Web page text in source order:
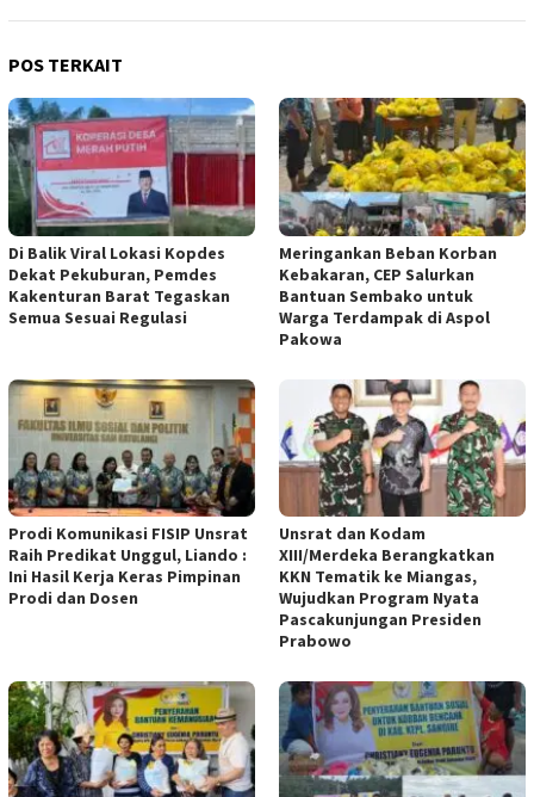
POS TERKAIT
Di Balik Viral Lokasi Kopdes
Dekat Pekuburan, Pemdes
Kakenturan Barat Tegaskan
Semua Sesuai Regulasi
Meringankan Beban Korban
Kebakaran, CEP Salurkan
Bantuan Sembako untuk
Warga Terdampak di Aspol
Pakowa
Prodi Komunikasi FISIP Unsrat
Raih Predikat Unggul, Liando :
Ini Hasil Kerja Keras Pimpinan
Prodi dan Dosen
Unsrat dan Kodam
XIII/Merdeka Berangkatkan
KKN Tematik ke Miangas,
Wujudkan Program Nyata
Pascakunjungan Presiden
Prabowo